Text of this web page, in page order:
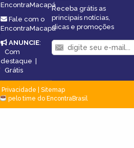
EncontraMacapá
Fale com o
EncontraMacapá
ANUNCIE:
Com
destaque
Grátis
Receba grátis as
principais notícias,
dicas e promoções
Privacidade
Sitemap
pelo time do EncontraBrasil